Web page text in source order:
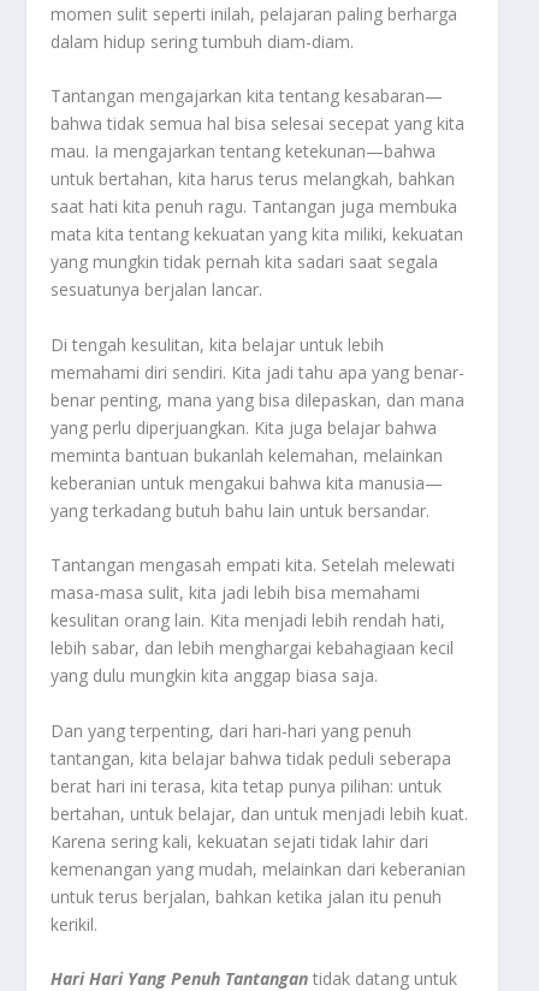
momen sulit seperti inilah, pelajaran paling berharga
dalam hidup sering tumbuh diam-diam.
Tantangan mengajarkan kita tentang kesabaran—
bahwa tidak semua hal bisa selesai secepat yang kita
mau. Ia mengajarkan tentang ketekunan—bahwa
untuk bertahan, kita harus terus melangkah, bahkan
saat hati kita penuh ragu. Tantangan juga membuka
mata kita tentang kekuatan yang kita miliki, kekuatan
yang mungkin tidak pernah kita sadari saat segala
sesuatunya berjalan lancar.
Di tengah kesulitan, kita belajar untuk lebih
memahami diri sendiri. Kita jadi tahu apa yang benar-
benar penting, mana yang bisa dilepaskan, dan mana
yang perlu diperjuangkan. Kita juga belajar bahwa
meminta bantuan bukanlah kelemahan, melainkan
keberanian untuk mengakui bahwa kita manusia—
yang terkadang butuh bahu lain untuk bersandar.
Tantangan mengasah empati kita. Setelah melewati
masa-masa sulit, kita jadi lebih bisa memahami
kesulitan orang lain. Kita menjadi lebih rendah hati,
lebih sabar, dan lebih menghargai kebahagiaan kecil
yang dulu mungkin kita anggap biasa saja.
Dan yang terpenting, dari hari-hari yang penuh
tantangan, kita belajar bahwa tidak peduli seberapa
berat hari ini terasa, kita tetap punya pilihan: untuk
bertahan, untuk belajar, dan untuk menjadi lebih kuat.
Karena sering kali, kekuatan sejati tidak lahir dari
kemenangan yang mudah, melainkan dari keberanian
untuk terus berjalan, bahkan ketika jalan itu penuh
kerikil.
Hari Hari Yang Penuh Tantangan tidak datang untuk